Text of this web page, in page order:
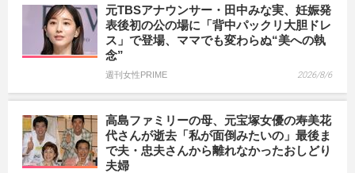
元TBSアナウンサー・田中みな実、妊娠発
表後初の公の場に「背中パックリ大胆ドレ
ス」で登場、ママでも変わらぬ“美への執
念”
週刊女性PRIME 2026/8/6
高島ファミリーの母、元宝塚女優の寿美花
代さんが逝去「私が面倒みたいの」最後ま
で夫・忠夫さんから離れなかったおしどり
夫婦